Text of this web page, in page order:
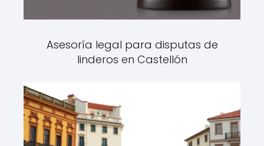
Asesoría legal para disputas de
linderos en Castellón